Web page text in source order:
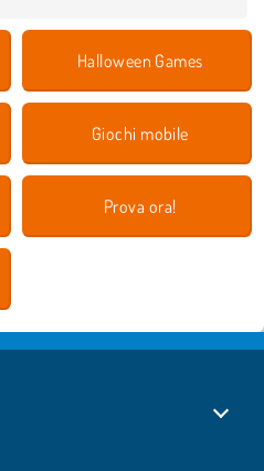
Halloween Games
Giochi mobile
Prova ora!